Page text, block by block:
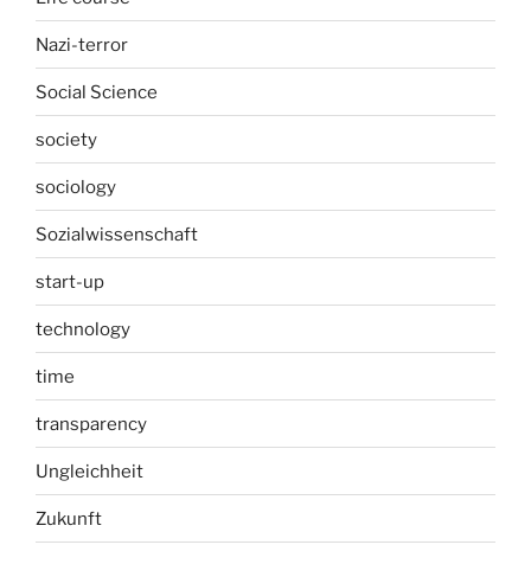
Nazi-terror
Social Science
society
sociology
Sozialwissenschaft
start-up
technology
time
transparency
Ungleichheit
Zukunft